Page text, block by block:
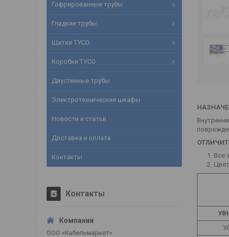
Все
Гофрированные трубы
Гладкие трубы
Щитки ТУСО
Коробки ТУСО
Двустенные трубы
Электротехнические шкафы
Новости и статьи
Доставка и оплата
Контакты
Контакты
ООО «Кабельмаркет»